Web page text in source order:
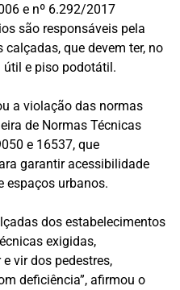
e nº 6.292/2017
são responsáveis pela
que devem ter, no
útil e piso podotátil.
a violação das normas
de Normas Técnicas
e 16537, que
garantir acessibilidade
espaços urbanos.
dos estabelecimentos
exigidas,
vir dos pedestres,
deficiência”, afirmou o